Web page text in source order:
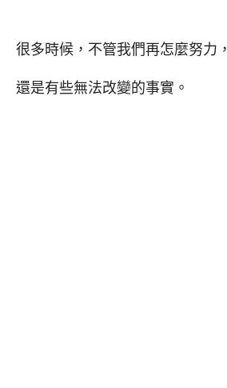
很多時候，不管我們再怎麼努力，
還是有些無法改變的事實。